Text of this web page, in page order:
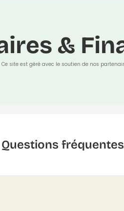
&
Ce site est géré avec le soutien de nos
Questions fréquentes